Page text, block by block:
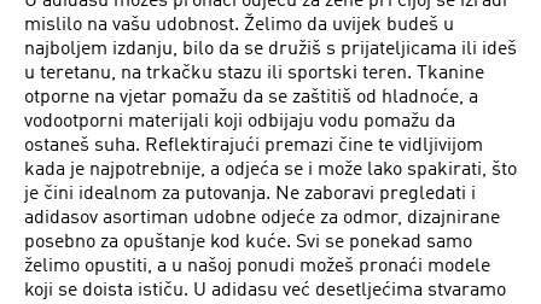
mislilo na vašu udobnost. Želimo da uvijek budeš u
najboljem izdanju, bilo da se družiš s prijateljicama ili ideš
u teretanu, na trkačku stazu ili sportski teren. Tkanine
otporne na vjetar pomažu da se zaštitiš od hladnoće, a
vodootporni materijali koji odbijaju vodu pomažu da
ostaneš suha. Reflektirajući premazi čine te vidljivijom
kada je najpotrebnije, a odjeća se i može lako spakirati, što
je čini idealnom za putovanja. Ne zaboravi pregledati i
adidasov asortiman udobne odjeće za odmor, dizajnirane
posebno za opuštanje kod kuće. Svi se ponekad samo
želimo opustiti, a u našoj ponudi možeš pronaći modele
koji se doista ističu. U adidasu već desetljećima stvaramo